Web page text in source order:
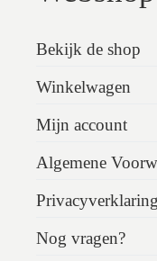
Bekijk de shop
Winkelwagen
Mijn account
Algemene
Nog vragen?